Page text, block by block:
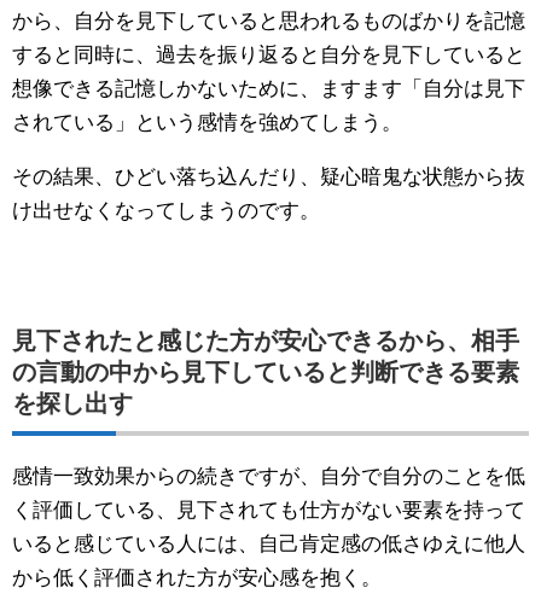
から、自分を見下していると思われるものばかりを記憶
すると同時に、過去を振り返ると自分を見下していると
想像できる記憶しかないために、ますます「自分は見下
されている」という感情を強めてしまう。
その結果、ひどい落ち込んだり、疑心暗鬼な状態から抜
け出せなくなってしまうのです。
見下されたと感じた方が安心できるから、相手
の言動の中から見下していると判断できる要素
を探し出す
感情一致効果からの続きですが、自分で自分のことを低
く評価している、見下されても仕方がない要素を持って
いると感じている人には、自己肯定感の低さゆえに他人
から低く評価された方が安心感を抱く。